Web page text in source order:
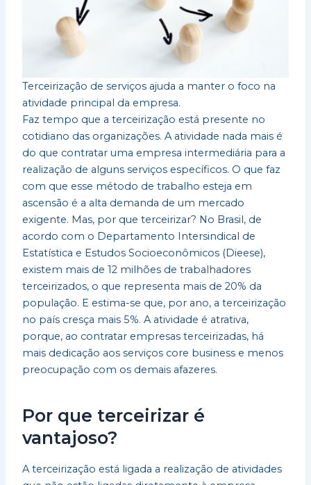
Terceirização de serviços ajuda a manter o foco na
atividade principal da empresa.
Faz tempo que a terceirização está presente no
cotidiano das organizações. A atividade nada mais é
do que contratar uma empresa intermediária para a
realização de alguns serviços específicos. O que faz
com que esse método de trabalho esteja em
ascensão é a alta demanda de um mercado
exigente. Mas, por que terceirizar? No Brasil, de
acordo com o Departamento Intersindical de
Estatística e Estudos Socioeconômicos (Dieese),
existem mais de 12 milhões de trabalhadores
terceirizados, o que representa mais de 20% da
população. E estima-se que, por ano, a terceirização
no país cresça mais 5%. A atividade é atrativa,
porque, ao contratar empresas terceirizadas, há
mais dedicação aos serviços core business e menos
preocupação com os demais afazeres.
Por que terceirizar é
vantajoso?
A terceirização está ligada a realização de atividades